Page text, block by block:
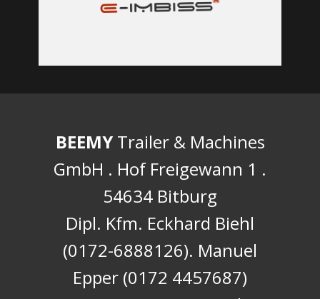
GmbH . Ho​f Freigewann 1 .
54634 Bitburg
Dipl. Kfm. Eckhard Biehl
(0172-6888126). Manuel
Epper (0172 4457687)
HRB 47460 Amtsgericht